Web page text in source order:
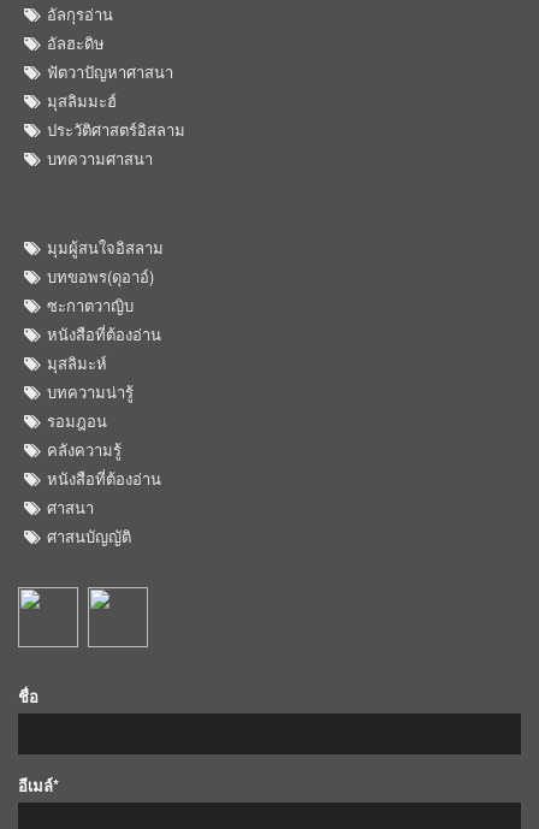
อัลกุรอ่าน
อัลฮะดิษ
ฟัตวาปัญหาศาสนา
มุสลิมมะฮ์
ประวัติศาสตร์อิสลาม
บทความศาสนา
มุมผู้สนใจอิสลาม
บทขอพร(ดุอาอ์)
ซะกาตวาญิบ
หนังสือที่ต้องอ่าน
มุสลิมะห์
บทความน่ารู้
รอมฎอน
คลังความรู้
หนังสือที่ต้องอ่าน
ศาสนา
ศาสนบัญญัติ
ชื่อ
อีเมล์*